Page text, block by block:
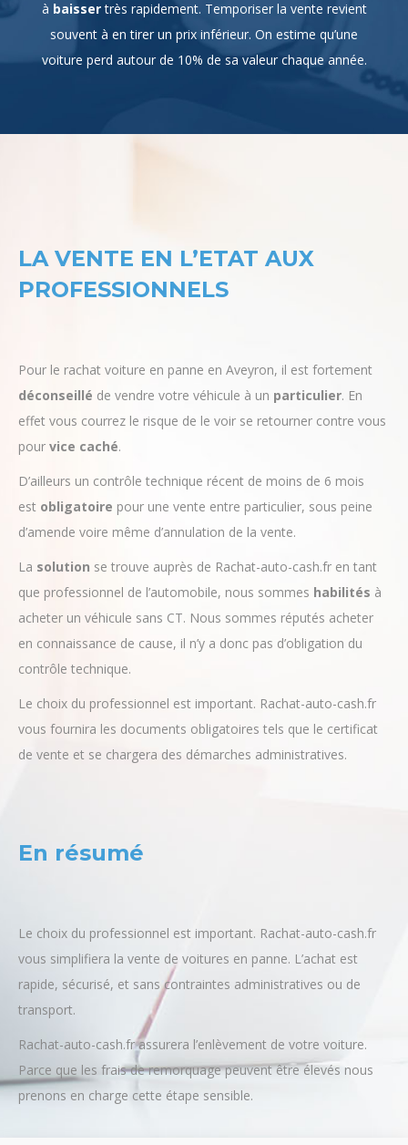
souvent à en tirer un prix inférieur. On estime qu’une
voiture perd autour de 10% de sa valeur chaque année.
PROFESSIONNELS
déconseilléde vendre votre véhicule à unparticulier. En
effet vous courrez le risque de le voir se retourner contre vous
pour vice caché.
estobligatoire pour une vente entre particulier, sous peine
d’amende voire même d’annulation de la vente.
que professionnel de l’automobile, nous sommeshabilités à
acheter un véhicule sans CT. Nous sommes réputés acheter
en connaissance de cause, il n’y a donc pas d’obligation du
contrôle technique.
vous fournira les documents obligatoires tels que le certificat
de vente et se chargera des démarches administratives.
vous simplifiera la vente de voitures en panne. L’achat est
rapide, sécurisé, et sans contraintes administratives ou de
transport.
Rachat-auto-cash.fr assurera l’enlèvement de votre voiture.
Parce que les frais de remorquage peuvent être élevés nous
prenons en charge cette étape sensible.